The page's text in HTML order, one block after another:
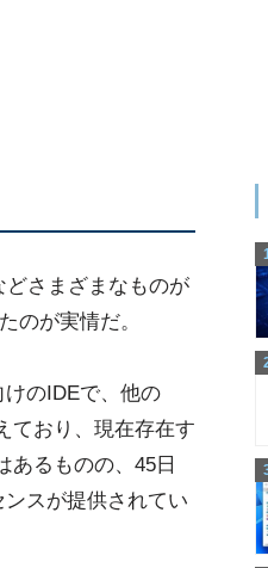
さまざまなものが
のが実情だ。
のIDEで、他の
ており、現在存在す
あるものの、45日
スが提供されてい